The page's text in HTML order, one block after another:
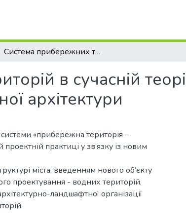
Система прибережних та водних територій в сучасній теорії та практиці містобудування і ландшафтної архітектури
в сучасній
архітектури
«прибережна територія –
практиці у зв’язку із новим
міста, введенням нового об’єкту
проектування - водних територій,
ландшафтної організації